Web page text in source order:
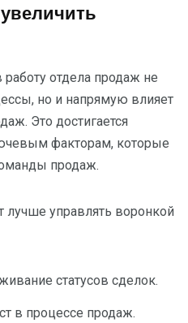
отдела продаж не
но и напрямую влияет
Это достигается
факторам, которые
продаж.
лучше управлять воронкой
статусов сделок.
в процессе продаж.